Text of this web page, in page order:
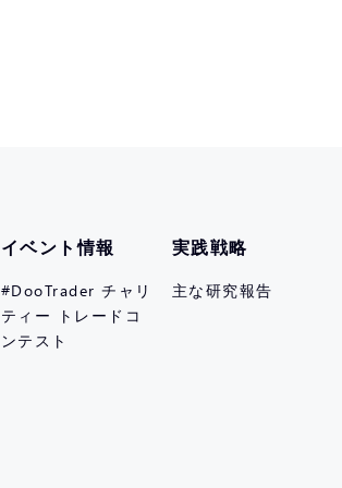
イベント情報
#DooTrader チャリ
ティー トレードコ
ンテスト
実践戦略
主な研究報告